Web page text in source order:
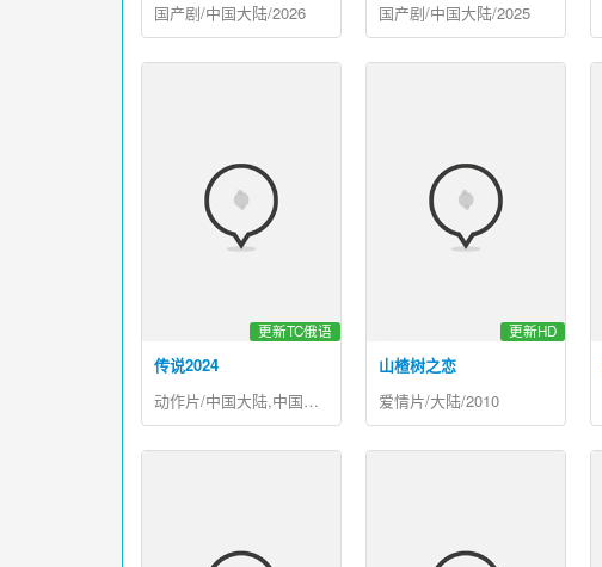
国产剧/中国大陆/2026 国产剧/中国大陆/2025
传说2024
更新TC俄语
动作片/中国大陆,中国香港/2024
山楂树之恋
更新HD
爱情片/大陆/2010